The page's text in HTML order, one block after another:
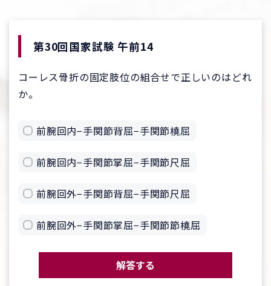
第30回国家試験 午前14
コーレス骨折の固定肢位の組合せで正しいのはどれ
か。
前腕回内−手関節背屈−手関節橈屈
前腕回内−手関節掌屈−手関節尺屈
前腕回外−手関節背屈−手関節尺屈
前腕回外−手関節掌屈−手関節節橈屈
解答する